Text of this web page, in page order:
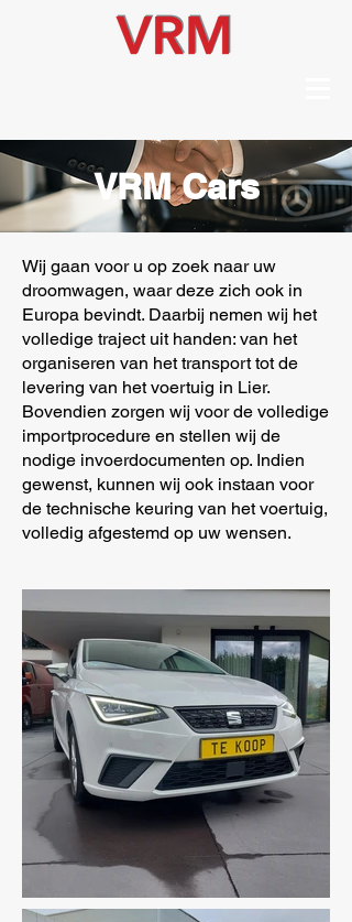
VRM Cars
Wij gaan voor u op zoek naar uw
droomwagen, waar deze zich ook in
Europa bevindt. Daarbij nemen wij het
volledige traject uit handen: van het
organiseren van het transport tot de
levering van het voertuig in Lier.
Bovendien zorgen wij voor de volledige
importprocedure en stellen wij de
nodige invoerdocumenten op. Indien
gewenst, kunnen wij ook instaan voor
de technische keuring van het voertuig,
volledig afgestemd op uw wensen.